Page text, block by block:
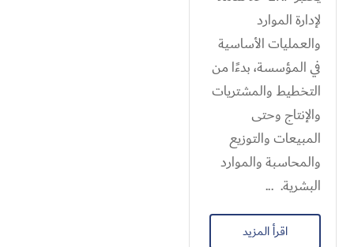
لإدارة الموارد
والعمليات الأساسية
في المؤسسة، بدءًا من
التخطيط والمشتريات
والإنتاج وحتى
المبيعات والتوزيع
والمحاسبة والموارد
البشرية. ...
اقرأ المزيد